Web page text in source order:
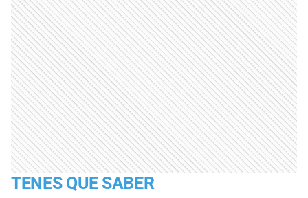
TENES QUE SABER